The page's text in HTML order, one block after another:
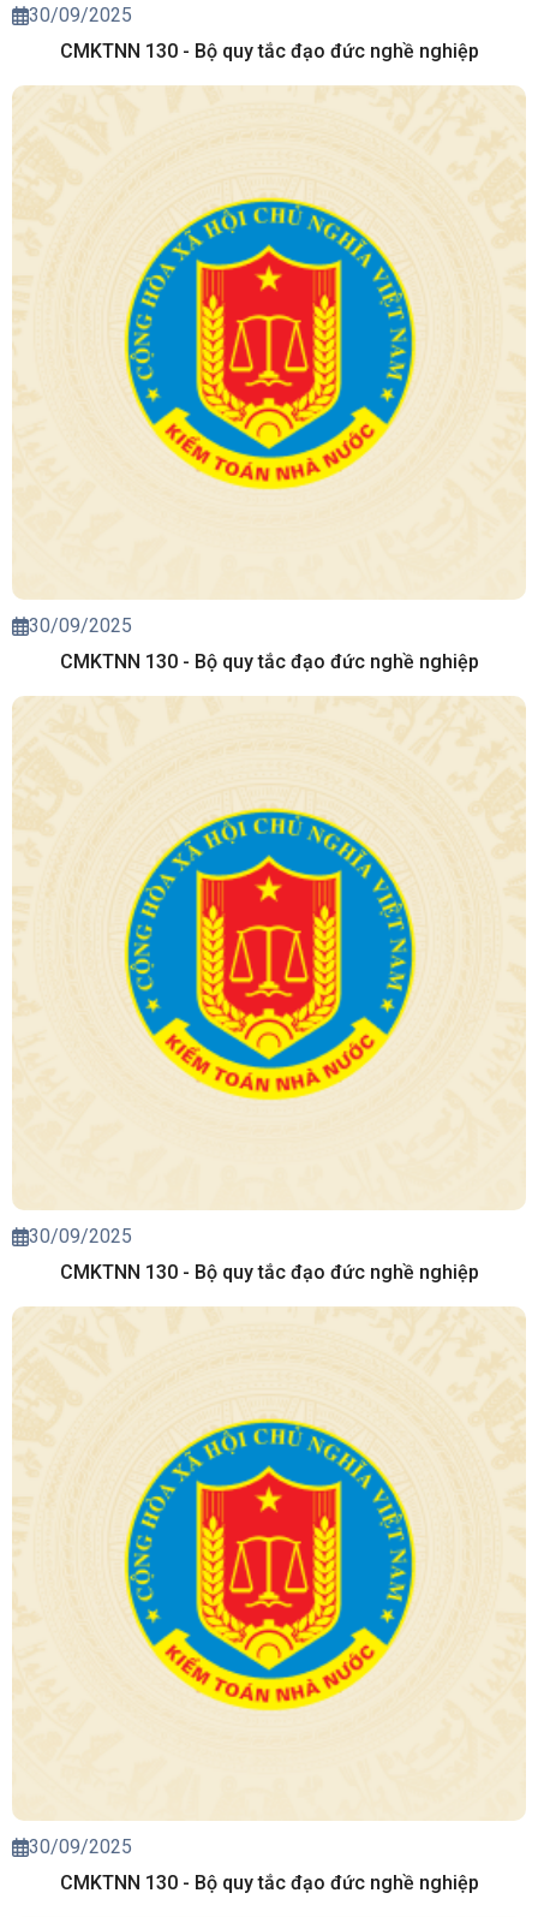
30/09/2025
CMKTNN 130 - Bộ quy tắc đạo đức nghề nghiệp
30/09/2025
CMKTNN 130 - Bộ quy tắc đạo đức nghề nghiệp
30/09/2025
CMKTNN 130 - Bộ quy tắc đạo đức nghề nghiệp
30/09/2025
CMKTNN 130 - Bộ quy tắc đạo đức nghề nghiệp